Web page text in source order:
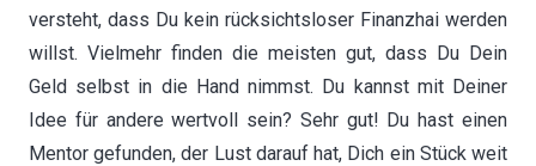
versteht, dass Du kein rücksichtsloser Finanzhai werden
willst. Vielmehr finden die meisten gut, dass Du Dein
Geld selbst in die Hand nimmst. Du kannst mit Deiner
Idee für andere wertvoll sein? Sehr gut! Du hast einen
Mentor gefunden, der Lust darauf hat, Dich ein Stück weit